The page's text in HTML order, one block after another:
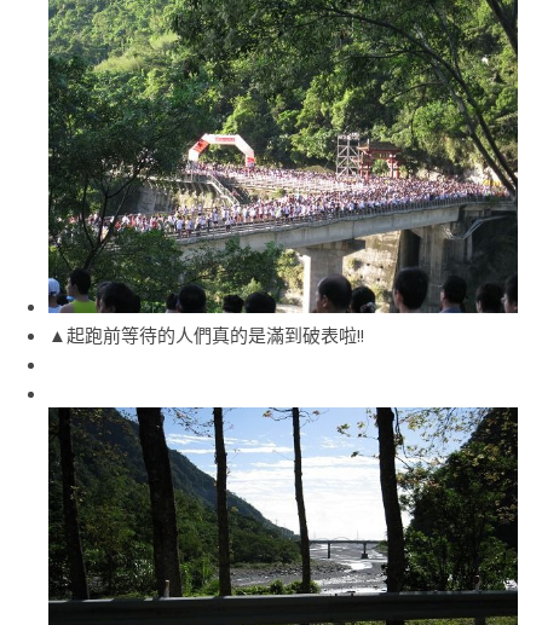
▲起跑前等待的人們真的是滿到破表啦!!